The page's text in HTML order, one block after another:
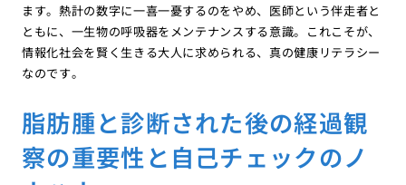
ます。熱計の数字に一喜一憂するのをやめ、医師という伴走者と
ともに、一生物の呼吸器をメンテナンスする意識。これこそが、
情報化社会を賢く生きる大人に求められる、真の健康リテラシー
なのです。
脂肪腫と診断された後の経過観
察の重要性と自己チェックのノ